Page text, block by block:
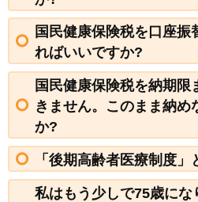
国民健康保険税を口座振
ればいいですか?
国民健康保険税を納期限
きません。このまま納め
か?
「後期高齢者医療制度」
私はもう少しで75歳に